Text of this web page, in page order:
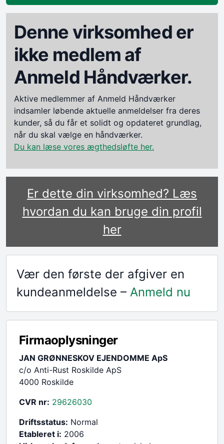
Denne virksomhed er
ikke medlem af
Anmeld Håndværker.
Aktive medlemmer af Anmeld Håndværker
indsamler løbende aktuelle anmeldelser fra deres
kunder, så du får et solidt og opdateret grundlag,
når du skal vælge en håndværker.
Du kan læse vores ægthedsløfte her.
Er dette din virksomhed? Læs
hvordan du kan bruge din profil
her
Vær den første der afgiver en
kundeanmeldelse – Anmeld nu
Firmaoplysninger
JAN GRØNNESKOV EJENDOMME ApS
c/o Anti-Rust Roskilde ApS
4000 Roskilde
CVR nr: 29626030
Driftsstatus: Normal
Etableret i: 2006